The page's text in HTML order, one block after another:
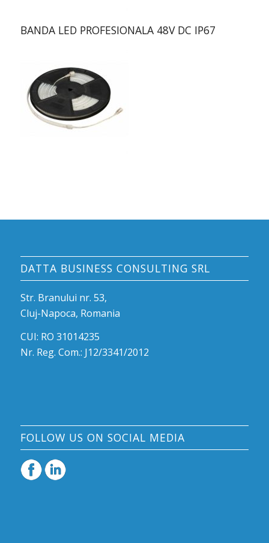
BANDA LED PROFESIONALA 48V DC IP67
DATTA BUSINESS CONSULTING SRL
Str. Branului nr. 53,
Cluj-Napoca, Romania
CUI: RO 31014235
Nr. Reg. Com.: J12/3341/2012
FOLLOW US ON SOCIAL MEDIA